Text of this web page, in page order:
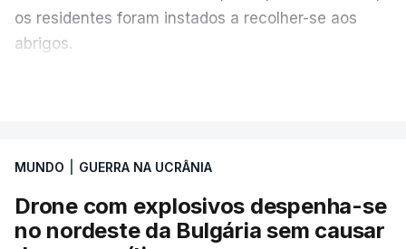
os residentes foram instados a recolher-se aos
abrigos.
Na periferia nordeste de Kiev, os ataques russos
causaram três mortos, incluindo uma criança de 4
anos, bem como três feridos, na aldeia de
MUNDO GUERRA NA UCRÂNIA
Drone com explosivos despenha-se
no nordeste da Bulgária sem causar